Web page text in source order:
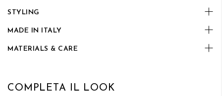
STYLING
MADE IN ITALY
MATERIALS & CARE
COMPLETA IL LOOK